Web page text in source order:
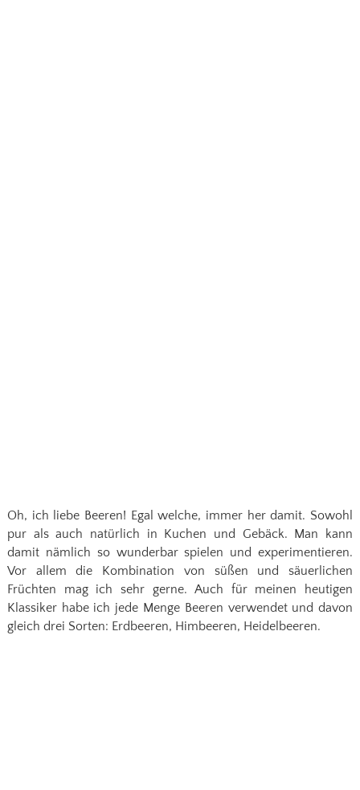
Oh, ich liebe Beeren! Egal welche, immer her damit. Sowohl
pur als auch natürlich in Kuchen und Gebäck. Man kann
damit nämlich so wunderbar spielen und experimentieren.
Vor allem die Kombination von süßen und säuerlichen
Früchten mag ich sehr gerne. Auch für meinen heutigen
Klassiker habe ich jede Menge Beeren verwendet und davon
gleich drei Sorten: Erdbeeren, Himbeeren, Heidelbeeren.